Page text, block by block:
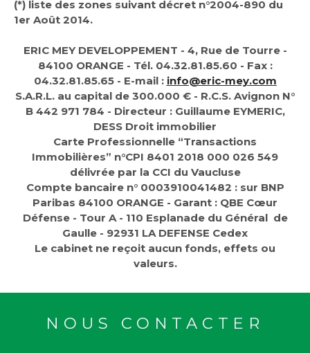
(*) liste des zones suivant décret n°2004-890 du
1er Août 2014.
ERIC MEY DEVELOPPEMENT - 4, Rue de Tourre -
84100 ORANGE - Tél. 04.32.81.85.60 - Fax :
04.32.81.85.65 - E-mail : info@eric-mey.com
S.A.R.L. au capital de 300.000 € - R.C.S. Avignon N°
B 442 971 784 - Directeur : Guillaume EYMERIC,
DESS Droit immobilier
Carte Professionnelle “Transactions
Immobilières” n°CPI 8401 2018 000 026 549
délivrée par la CCI du Vaucluse
Compte bancaire n° 0003910041482 : sur BNP
Paribas 84100 ORANGE - Garant : QBE Cœur
Défense - Tour A - 110 Esplanade du Général de
Gaulle - 92931 LA DEFENSE Cedex
Le cabinet ne reçoit aucun fonds, effets ou
valeurs.
NOUS CONTACTER